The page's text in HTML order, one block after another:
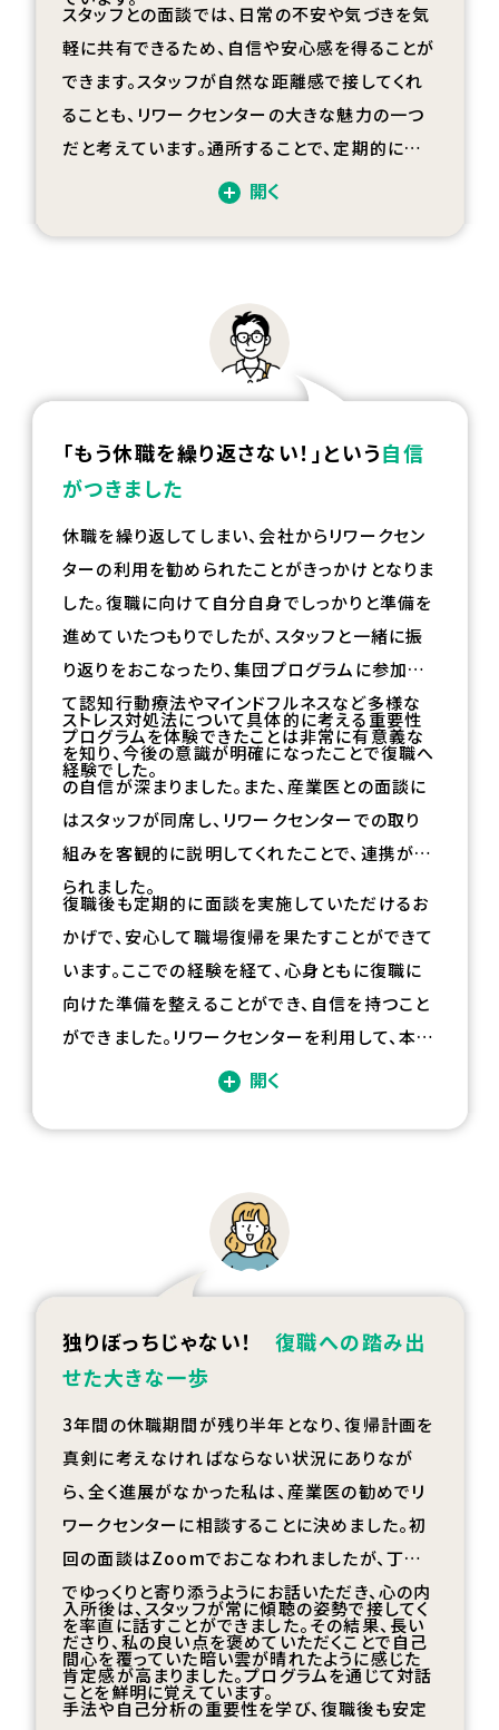
スタッフとの面談では、日常の不安や気づきを気
軽に共有できるため、自信や安心感を得ることが
できます。スタッフが自然な距離感で接してくれ
ることも、リワークセンターの大きな魅力の一つ
だと考えています。通所することで、定期的に自
分の生活や課題を振り返る機会が得られ、日々
開く
「もう休職を繰り返さない！」という自信
がつきました
休職を繰り返してしまい、会社からリワークセン
ターの利用を勧められたことがきっかけとなりま
した。復職に向けて自分自身でしっかりと準備を
進めていたつもりでしたが、スタッフと一緒に振
り返りをおこなったり、集団プログラムに参加し
て認知行動療法やマインドフルネスなど多様な
プログラムを体験できたことは非常に有意義な
経験でした。
ストレス対処法について具体的に考える重要性
を知り、今後の意識が明確になったことで復職へ
の自信が深まりました。また、産業医との面談に
はスタッフが同席し、リワークセンターでの取り
組みを客観的に説明してくれたことで、連携が図
られました。
復職後も定期的に面談を実施していただけるお
かげで、安心して職場復帰を果たすことができて
います。ここでの経験を経て、心身ともに復職に
向けた準備を整えることができ、自信を持つこと
ができました。リワークセンターを利用して、本当
に良かったと実感しています。
開く
独りぼっちじゃない！ 復職への踏み出
せた大きな一歩
3年間の休職期間が残り半年となり、復帰計画を
真剣に考えなければならない状況にありなが
ら、全く進展がなかった私は、産業医の勧めでリ
ワークセンターに相談することに決めました。初
回の面談はZoomでおこなわれましたが、丁寧
でゆっくりと寄り添うようにお話いただき、心の内
を率直に話すことができました。その結果、長い
間心を覆っていた暗い雲が晴れたように感じた
ことを鮮明に覚えています。
入所後は、スタッフが常に傾聴の姿勢で接してく
ださり、私の良い点を褒めていただくことで自己
肯定感が高まりました。プログラムを通じて対話
手法や自己分析の重要性を学び、復職後も安定